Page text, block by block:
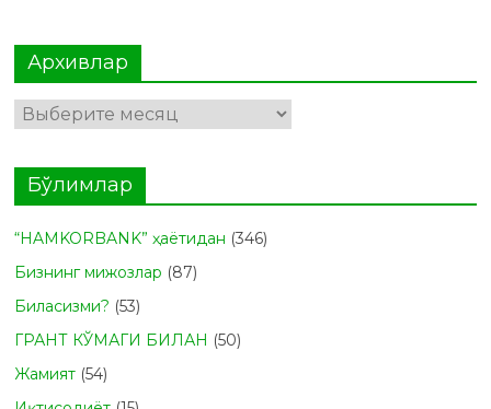
Архивлар
Архивлар
Бўлимлар
“HAMKORBANK” ҳаётидан (346)
Бизнинг мижозлар (87)
Биласизми? (53)
ГРАНТ КЎМАГИ БИЛАН (50)
Жамият (54)